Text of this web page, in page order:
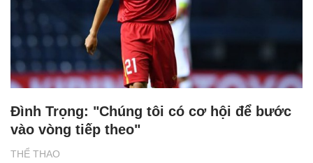
THỂ THAO
Đình Trọng: "Chúng tôi có cơ hội để bước
vào vòng tiếp theo"